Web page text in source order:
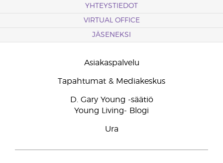
YHTEYSTIEDOT
VIRTUAL OFFICE
JÄSENEKSI
Asiakaspalvelu
Tapahtumat & Mediakeskus
D. Gary Young -säätiö
Young Living- Blogi
Ura